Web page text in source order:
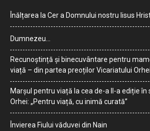
Înălțarea la Cer a Domnului nostru Iisus
Dumnezeu…
Recunoștință și binecuvântare pentru
viață – din partea preoților Vicariatului Orhei
Marșul pentru viață la cea de-a II-a ediție în
Orhei: „Pentru viață, cu inimă curată”
Învierea Fiului văduvei din Nain